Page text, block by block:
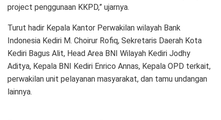
project penggunaan KKPD,” ujarnya.
Turut hadir Kepala Kantor Perwakilan wilayah Bank
Indonesia Kediri M. Choirur Rofiq, Sekretaris Daerah Kota
Kediri Bagus Alit, Head Area BNI Wilayah Kediri Jodhy
Aditya, Kepala BNI Kediri Enrico Annas, Kepala OPD terkait,
perwakilan unit pelayanan masyarakat, dan tamu undangan
lainnya.